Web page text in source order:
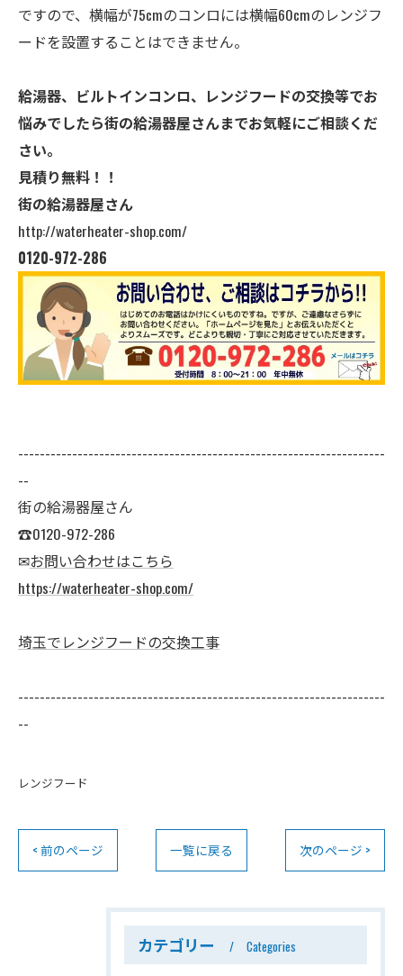
ですので、横幅が75cmのコンロには横幅60cmのレンジフ
ードを設置することはできません。
給湯器、ビルトインコンロ、レンジフードの交換等でお
悩みでしたら街の給湯器屋さんまでお気軽にご相談くだ
さい。
見積り無料！！
街の給湯器屋さん
http://waterheater-shop.com/
0120-972-286
--------------------------------------------------------------------
--
街の給湯器屋さん
☎0120-972-286
✉お問い合わせはこちら
https://waterheater-shop.com/
埼玉でレンジフードの交換工事
--------------------------------------------------------------------
--
レンジフード
< 前のページ 一覧に戻る 次のページ >
カテゴリー Categories